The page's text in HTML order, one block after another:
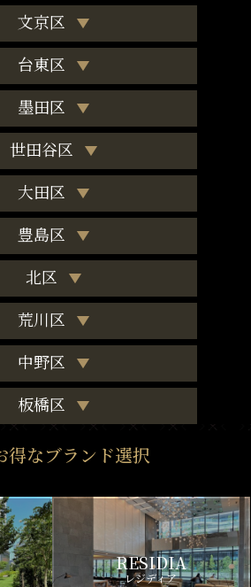
文京区
台東区
墨田区
世田谷区
大田区
豊島区
北区
荒川区
中野区
板橋区
得なブランド選択
RESIDIA
レジディア